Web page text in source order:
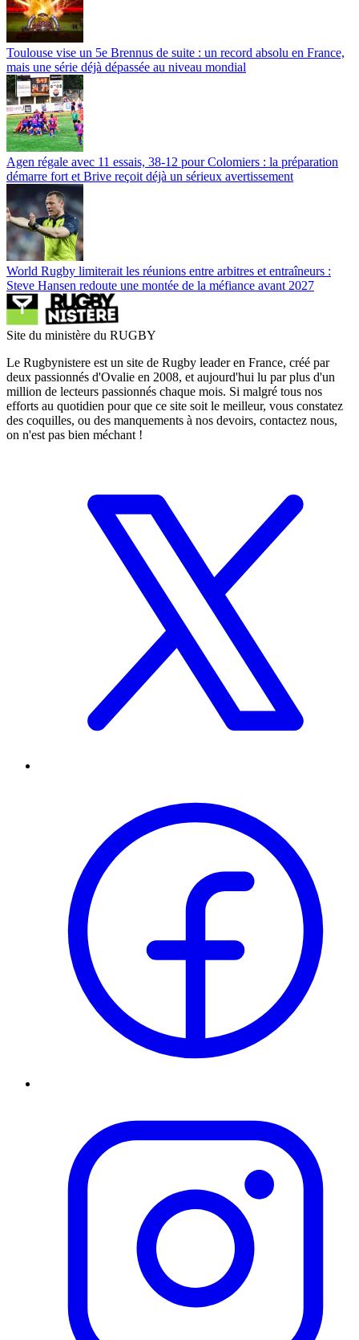
Toulouse vise un 5e Brennus de suite : un record absolu en France,
mais une série déjà dépassée au niveau mondial
Agen régale avec 11 essais, 38-12 pour Colomiers : la préparation
démarre fort et Brive reçoit déjà un sérieux avertissement
World Rugby limiterait les réunions entre arbitres et entraîneurs :
Steve Hansen redoute une montée de la méfiance avant 2027
Site du ministère du RUGBY
Le Rugbynistere est un site de Rugby leader en France, créé par
deux passionnés d'Ovalie en 2008, et aujourd'hui lu par plus d'un
million de lecteurs passionnés chaque mois. Si malgré tous nos
efforts au quotidien pour que ce site soit le meilleur, vous constatez
des coquilles, ou des manquements à nos devoirs, contactez nous,
on n'est pas bien méchant !